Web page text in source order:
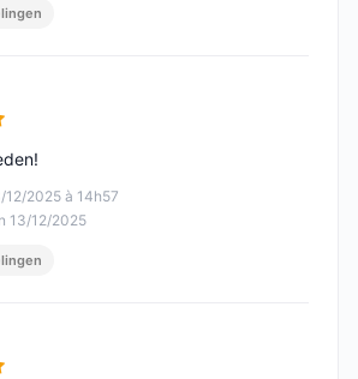
5 van 5
2025 à 14h57
13/12/2025